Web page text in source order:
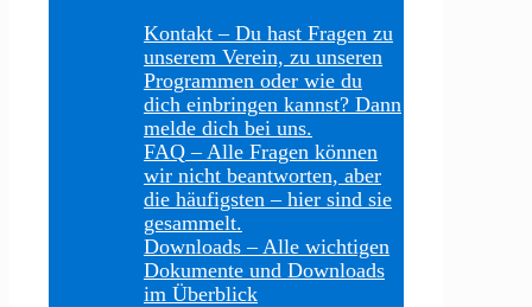
Kontakt – Du hast Fragen zu
unserem Verein, zu unseren
Programmen oder wie du
dich einbringen kannst? Dann
melde dich bei uns.
FAQ –Alle Fragen können
wir nicht beantworten, aber
die häufigsten – hier sind sie
gesammelt.
Downloads –Alle wichtigen
Dokumente und Downloads
im Überblick